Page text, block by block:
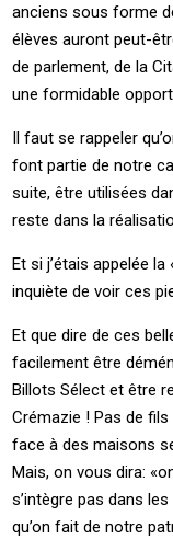
anciens sous forme
élèves auront peut-
de parlement, de la
une formidable
Il faut se rappeler
font partie de notre
suite, être utilisées
reste dans la
Et si j’étais appelée
inquiète de voir ces
Et que dire de ces
facilement être
Billots Sélect et être
Crémazie ! Pas de
face à des maisons
Mais, on vous dira:
s’intègre pas dans
qu’on fait de notre